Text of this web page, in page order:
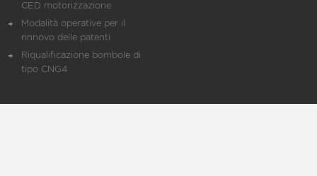
CED motorizzazione
Modalità operative per il
rinnovo delle patenti
Riqualificazione bombole di
tipo CNG4